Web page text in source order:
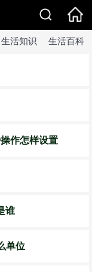
生活知识 生活百科
作怎样设置
谁
单位